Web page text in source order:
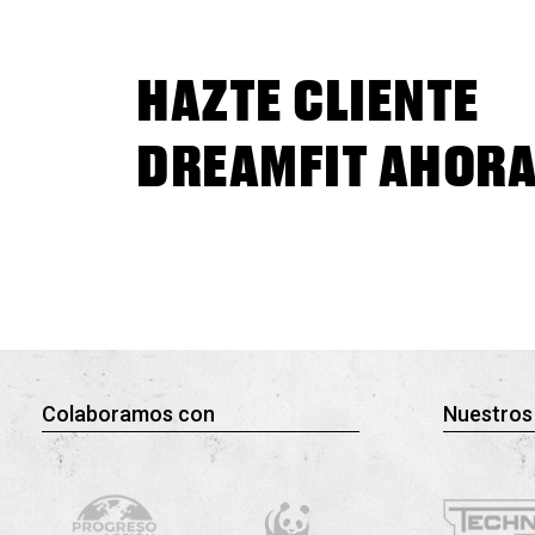
HAZTE CLIENTE
DREAMFIT AHORA
Colaboramos con